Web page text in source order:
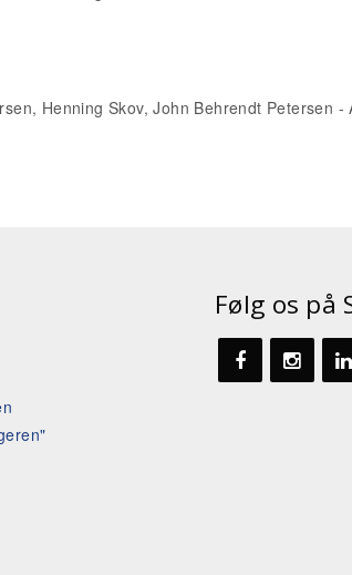
Henning Skov, John Behrendt Petersen -
Følg os på